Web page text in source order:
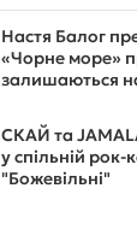
Настя Балог
«Чорне море»
залишаються
СКАЙ та
у спільній рок-
"Божевільні"